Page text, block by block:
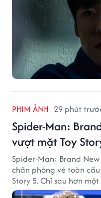
PHIM ẢNH 29 phút
Spider-Man:
vượt mặt Toy
Spider-Man: Brand
chấn phòng vé toàn
Story 5. Chỉ sau hơn
thu về hơn 30.000 tỷ